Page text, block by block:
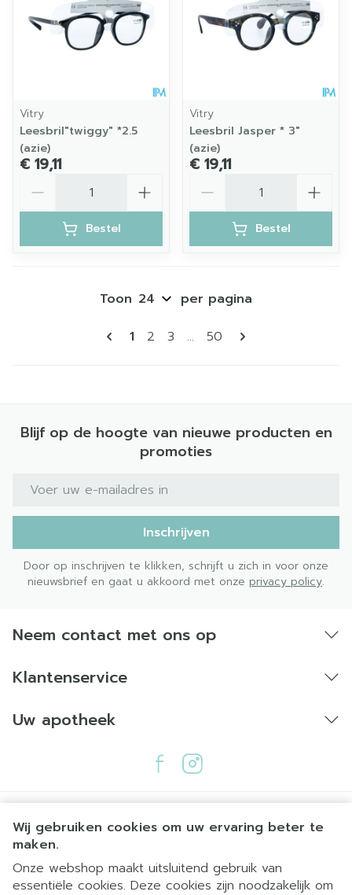
Wij gebruiken cookies om uw ervaring beter te
maken.
Onze webshop maakt uitsluitend gebruik van
essentiële cookies. Deze cookies zijn noodzakelijk om
Vitry
Leesbril"twiggy" *2.5
(azie)
€ 19,11
Bestel
Vitry
Leesbril Jasper * 3"
(azie)
€ 19,11
Bestel
Pagina's
U lees momenteel pagina
1 Pagina
2 Pagina
3 ... Pagina
50
Toon per pagina
Blijf op de hoogte van nieuwe producten en
promoties
E-mail adres
Inschrijven
Door op inschrijven te klikken, schrijft u zich in voor onze
nieuwsbrief en gaat u akkoord met onze privacy policy.
Neem contact met ons op
Klantenservice
Uw apotheek
Juridische links